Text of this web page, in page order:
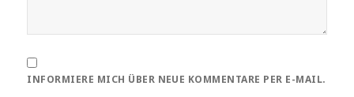
INFORMIERE MICH ÜBER NEUE KOMMENTARE PER E-MAIL.